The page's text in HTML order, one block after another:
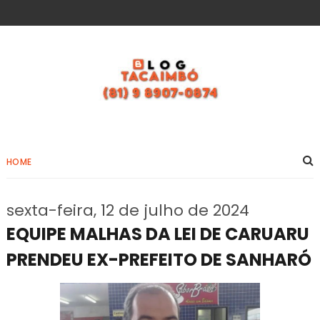
HOME
sexta-feira, 12 de julho de 2024
EQUIPE MALHAS DA LEI DE CARUARU
PRENDEU EX-PREFEITO DE SANHARÓ